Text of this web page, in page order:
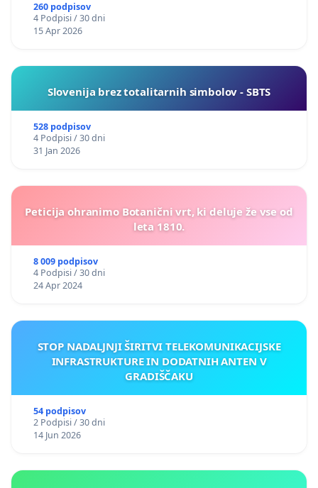
260 podpisov
4 Podpisi / 30 dni
15 Apr 2026
Slovenija brez totalitarnih simbolov - SBTS
528 podpisov
4 Podpisi / 30 dni
31 Jan 2026
Peticija ohranimo Botanični vrt, ki deluje že vse od
leta 1810.
8 009 podpisov
4 Podpisi / 30 dni
24 Apr 2024
STOP NADALJNJI ŠIRITVI TELEKOMUNIKACIJSKE
INFRASTRUKTURE IN DODATNIH ANTEN V
GRADIŠČAKU
54 podpisov
2 Podpisi / 30 dni
14 Jun 2026